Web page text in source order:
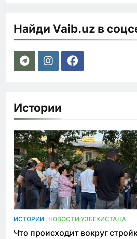
Найди Vaib.uz в
Истории
ИСТОРИИ НОВОСТИ УЗБЕКИСТАНА
Что происходит вокруг